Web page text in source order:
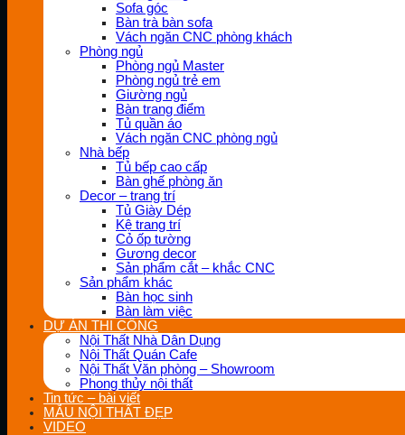
Sofa góc
Bàn trà bàn sofa
Vách ngăn CNC phòng khách
Phòng ngủ
Phòng ngủ Master
Phòng ngủ trẻ em
Giường ngủ
Bàn trang điểm
Tủ quần áo
Vách ngăn CNC phòng ngủ
Nhà bếp
Tủ bếp cao cấp
Bàn ghế phòng ăn
Decor – trang trí
Tủ Giày Dép
Kệ trang trí
Cỏ ốp tường
Gương decor
Sản phẩm cắt – khắc CNC
Sản phẩm khác
Bàn học sinh
Bàn làm việc
DỰ ÁN THI CÔNG
Nội Thất Nhà Dân Dụng
Nội Thất Quán Cafe
Nội Thất Văn phòng – Showroom
Phong thủy nội thất
Tin tức – bài viết
MẪU NỘI THẤT ĐẸP
VIDEO